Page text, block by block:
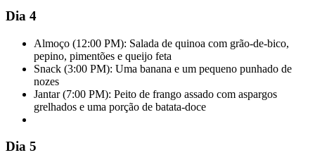
Dia 4
Almoço (12:00 PM): Salada de quinoa com grão-de-bico,
pepino, pimentões e queijo feta
Snack (3:00 PM): Uma banana e um pequeno punhado de
nozes
Jantar (7:00 PM): Peito de frango assado com aspargos
grelhados e uma porção de batata-doce
Dia 5